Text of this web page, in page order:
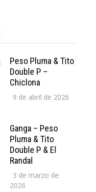
Peso Pluma & Tito
Double P –
Chiclona
9 de abril de 2026
Ganga – Peso
Pluma & Tito
Double P & El
Randal
3 de marzo de
2026